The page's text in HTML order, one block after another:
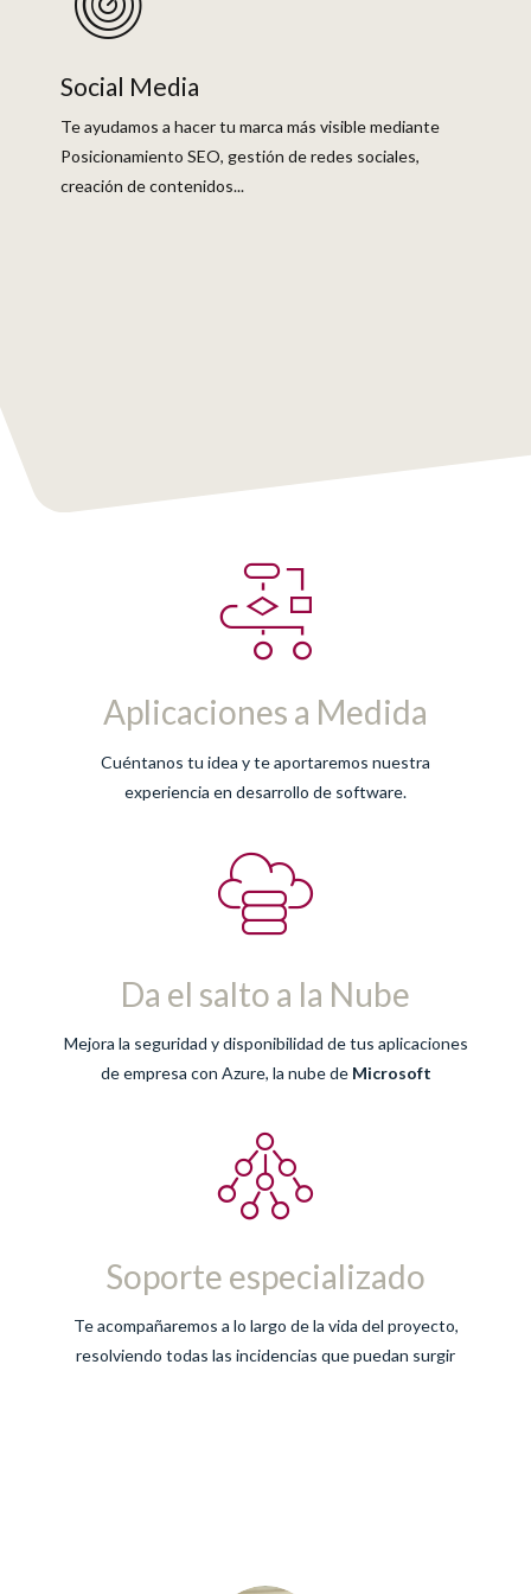
Social Media
Te ayudamos a hacer tu marca más visible mediante
Posicionamiento SEO, gestión de redes sociales,
creación de contenidos...
Aplicaciones a Medida
Cuéntanos tu idea y te aportaremos nuestra
experiencia en desarrollo de software.
Da el salto a la Nube
Mejora la seguridad y disponibilidad de tus aplicaciones
de empresa con Azure, la nube de Microsoft
Soporte especializado
Te acompañaremos a lo largo de la vida del proyecto,
resolviendo todas las incidencias que puedan surgir